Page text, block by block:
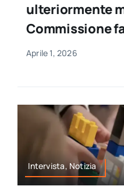
ulteriormente
Commissione
Aprile 1, 2026
Intervista, Notizia